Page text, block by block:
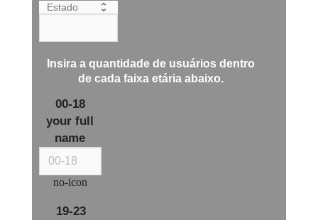
Insira a quantidade de usuários dentro
de cada faixa etária abaixo.
00-18
your full
name
no-icon
19-23